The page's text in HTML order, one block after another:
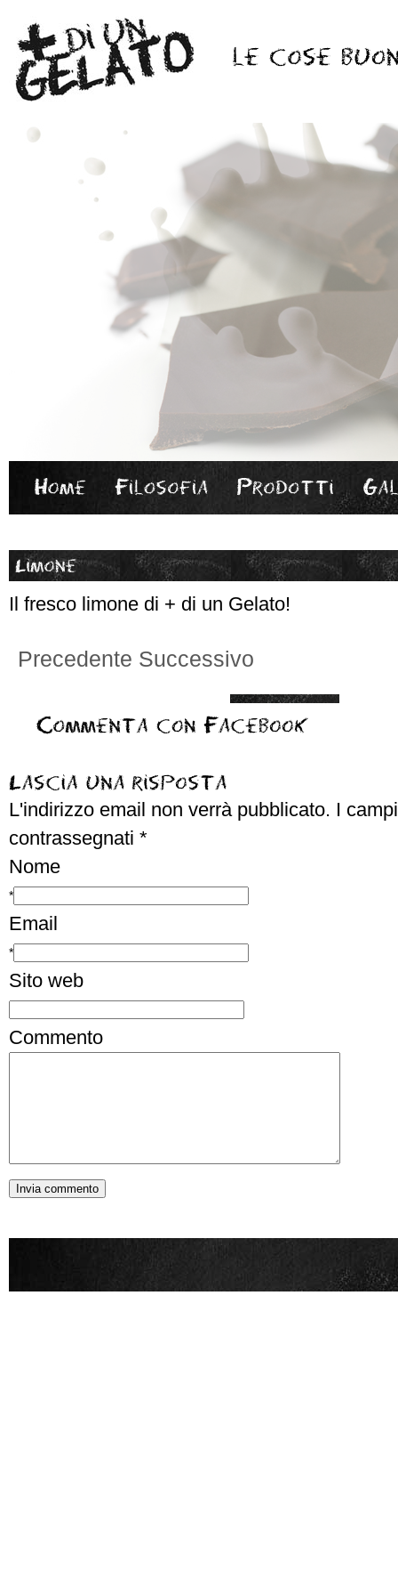
Il fresco limone di + di un Gelato!
Precedente Successivo
L'indirizzo email non verrà pubblicato. I
contrassegnati *
Nome
*
Email
*
Sito web
Commento